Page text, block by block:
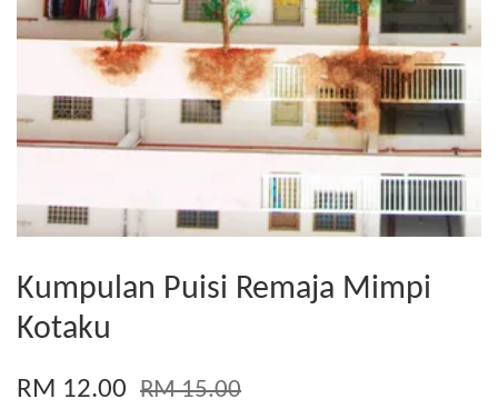
Kumpulan Puisi Remaja Mimpi
Kotaku
RM 12.00 RM 15.00